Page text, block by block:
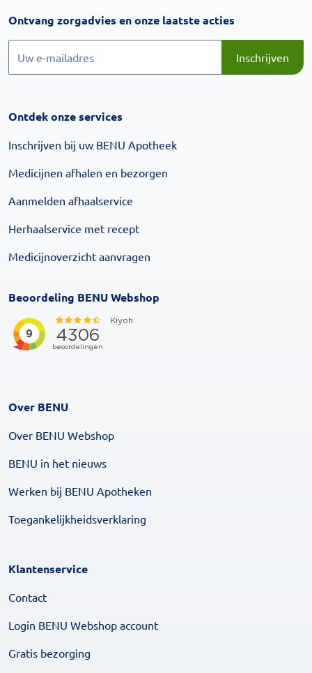
Ontvang zorgadvies en onze laatste acties
Inschrijven
Ontdek onze services
Inschrijven bij uw BENU Apotheek
Medicijnen afhalen en bezorgen
Aanmelden afhaalservice
Herhaalservice met recept
Medicijnoverzicht aanvragen
Beoordeling BENU Webshop
Over BENU
Over BENU Webshop
BENU in het nieuws
Werken bij BENU Apotheken
Toegankelijkheidsverklaring
Klantenservice
Contact
Login BENU Webshop account
Gratis bezorging